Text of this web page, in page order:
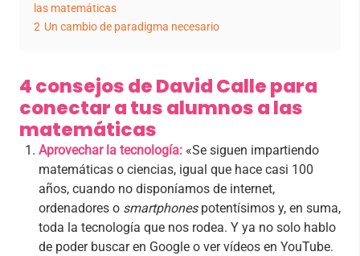
las matemáticas
2 Un cambio de paradigma necesario
4 consejos de David Calle para
conectar a tus alumnos a las
matemáticas
Aprovechar la tecnología: «Se siguen impartiendo
matemáticas o ciencias, igual que hace casi 100
años, cuando no disponíamos de internet,
ordenadores o smartphonespotentísimos y, en suma,
toda la tecnología que nos rodea. Y ya no solo hablo
de poder buscar en Google o ver vídeos en YouTube.